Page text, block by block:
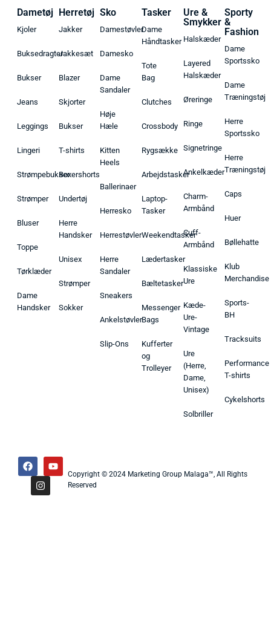
Dametøj
Kjoler
Buksedragter
Bukser
Jeans
Leggings
Lingeri
Strømpebukser
Strømper
Bluser
Toppe
Tørklæder
Dame
Handsker
Herretøj
Jakker
Jakkesæt
Blazer
Skjorter
Bukser
T-shirts
Boxershorts
Undertøj
Herre
Handsker
Unisex
Strømper
Sokker
Sko
Damestøvler
Damesko
Dame
Sandaler
Høje
Hæle
Kitten
Heels
Ballerinaer
Herresko
Herrestøvler
Herre
Sandaler
Sneakers
Ankelstøvler
Slip-Ons
Tasker
Dame
Håndtasker
Tote
Bag
Clutches
Crossbody
Rygsække
Arbejdstasker
Laptop-
Tasker
Weekendtasker
Lædertasker
Bæltetasker
Messenger
Bags
Kufferter
og
Trolleyer
Ure &
Smykker
Halskæder
Layered
Halskæder
Øreringe
Ringe
Signetringe
Ankelkæder
Charm-
Armbånd
Cuff-
Armbånd
Klassiske
Ure
Kæde-
Ure-
Vintage
Ure
(Herre,
Dame,
Unisex)
Solbriller
Sporty
&
Fashion
Dame
Sportssko
Dame
Træningstøj
Herre
Sportssko
Herre
Træningstøj
Caps
Huer
Bøllehatte
Klub
Merchandise
Sports-
BH
Tracksuits
Performance
T-shirts
Cykelshorts
Copyright © 2024 Marketing Group Malaga™, All Rights
Reserved